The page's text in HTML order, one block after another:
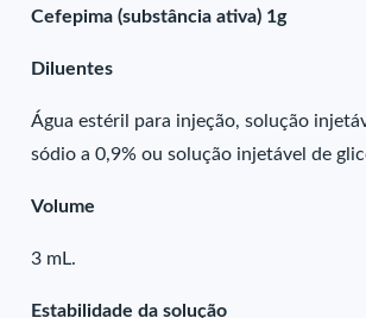
Cefepima (substância ativa) 1g
Diluentes
Água estéril para injeção, solução
sódio a 0,9% ou solução injetável de
Volume
3 mL.
Estabilidade da solução